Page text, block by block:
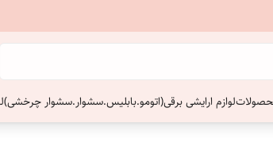
لوازم ارایشی برقی(اتومو.بابلیس.سشوار.سشوار چرخشی)